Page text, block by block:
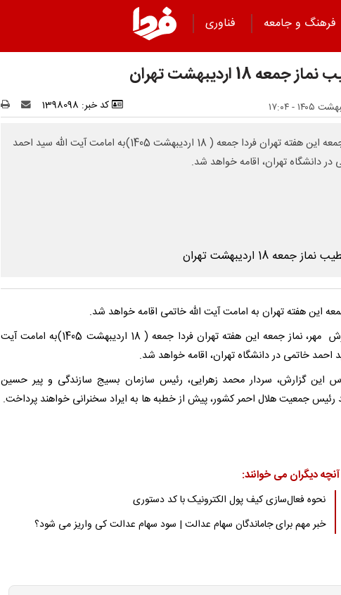
فرهنگ و جامعه
فناوری
جمعه 18 اردیبهشت تهران
کد خبر: 1398098
نماز جمعه این هفته تهران فردا جمعه ( 18 اردیبهشت 1405)به امامت آیت الله سید احمد
در دانشگاه تهران، اقامه خواهد شد.
این هفته تهران به امامت آیت الله خاتمی اقامه خواهد شد.
به گزارش مهر، نماز جمعه این هفته تهران فردا جمعه ( 18 اردیبهشت 1405)به امامت آیت
احمد خاتمی در دانشگاه تهران، اقامه خواهد شد.
این گزارش، سردار محمد زهرایی، رئیس سازمان بسیج سازندگی و پیر حسین
رئیس جمعیت هلال احمر کشور، پیش از خطبه ها به ایراد سخنرانی خواهند پرداخت.
آنچه دیگران می خوانند:
نحوه فعال‌سازی کیف پول الکترونیک با کد دستوری
خبر مهم برای جاماندگان سهام عدالت | سود سهام عدالت کی واریز می شود؟